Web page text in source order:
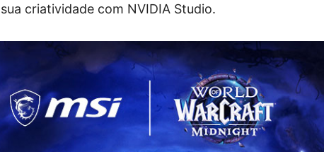
criatividade com NVIDIA Studio.